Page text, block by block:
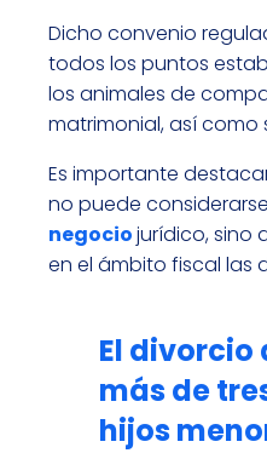
Dicho convenio
todos los puntos
los animales de
matrimonial, así como
Es importante
no puede
negociojurídico, sino
en el ámbito fiscal las
El divorcio
más de
hijos